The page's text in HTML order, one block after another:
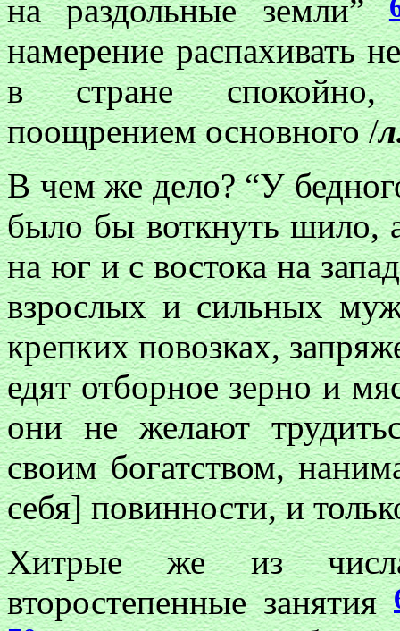
на раздольные земли”
намерение распахивать
в стране спокойно,
поощрением основного /
В чем же дело? “У
было бы воткнуть шило,
на юг и с востока на
взрослых и сильных
крепких повозках,
едят отборное зерно и
они не желают
своим богатством,
себя] повинности, и
Хитрые же из
второстепенные занятия